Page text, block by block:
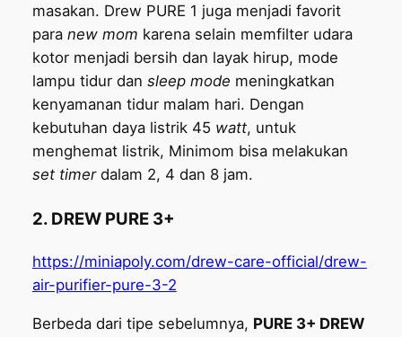
masakan. Drew PURE 1 juga menjadi favorit
para new mom karena selain memfilter udara
kotor menjadi bersih dan layak hirup, mode
lampu tidur dan sleep mode meningkatkan
kenyamanan tidur malam hari. Dengan
kebutuhan daya listrik 45 watt, untuk
menghemat listrik, Minimom bisa melakukan
set timerdalam 2, 4 dan 8 jam.
2. DREW PURE 3+
https://miniapoly.com/drew-care-official/drew-
air-purifier-pure-3-2
Berbeda dari tipe sebelumnya, PURE 3+ DREW